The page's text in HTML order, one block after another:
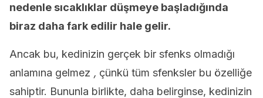
nedenle sıcaklıklar düşmeye başladığında
biraz daha fark edilir hale gelir.
Ancak bu, kedinizin gerçek bir sfenks olmadığı
anlamına gelmez , çünkü tüm sfenksler bu özelliğe
sahiptir. Bununla birlikte, daha belirginse, kedinizin